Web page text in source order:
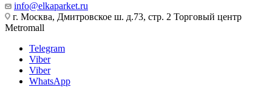
info@elkaparket.ru
г. Москва, Дмитровское ш. д.73, стр. 2 Торговый центр
Metromall
Telegram
Viber
Viber
WhatsApp